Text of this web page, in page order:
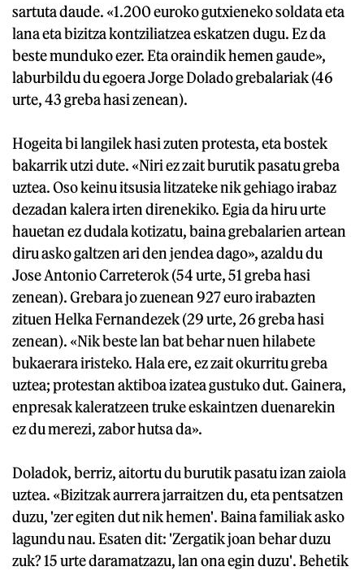
sartuta daude. «1.200 euroko gutxieneko soldata eta
lana eta bizitza kontziliatzea eskatzen dugu. Ez da
beste munduko ezer. Eta oraindik hemen gaude»,
laburbildu du egoera Jorge Dolado grebalariak (46
urte, 43 greba hasi zenean).
Hogeita bi langilek hasi zuten protesta, eta bostek
bakarrik utzi dute. «Niri ez zait burutik pasatu greba
uztea. Oso keinu itsusia litzateke nik gehiago irabaz
dezadan kalera irten direnekiko. Egia da hiru urte
hauetan ez dudala kotizatu, baina grebalarien artean
diru asko galtzen ari den jendea dago», azaldu du
Jose Antonio Carreterok (54 urte, 51 greba hasi
zenean). Grebara jo zuenean 927 euro irabazten
zituen Helka Fernandezek (29 urte, 26 greba hasi
zenean). «Nik beste lan bat behar nuen hilabete
bukaerara iristeko. Hala ere, ez zait okurritu greba
uztea; protestan aktiboa izatea gustuko dut. Gainera,
enpresak kaleratzeen truke eskaintzen duenarekin
ez du merezi, zabor hutsa da».
Doladok, berriz, aitortu du burutik pasatu izan zaiola
uztea. «Bizitzak aurrera jarraitzen du, eta pentsatzen
duzu, 'zer egiten dut nik hemen'. Baina familiak asko
lagundu nau. Esaten dit: 'Zergatik joan behar duzu
zuk? 15 urte daramatzazu, lan ona egin duzu'. Behetik